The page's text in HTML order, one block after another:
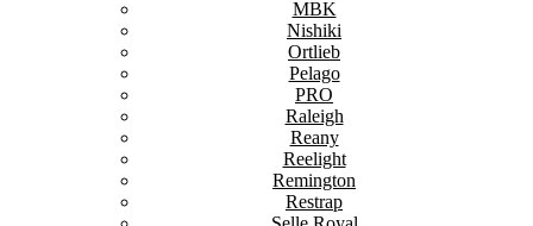
MBK
Nishiki
Ortlieb
Pelago
PRO
Raleigh
Reany
Reelight
Remington
Restrap